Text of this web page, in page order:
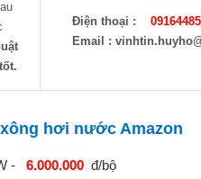
Điện thoại :
Email :
hơi nước Amazon
-6.000.000 đ/bộ